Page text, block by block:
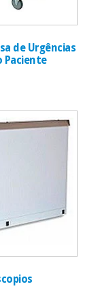
de Urgências
Paciente